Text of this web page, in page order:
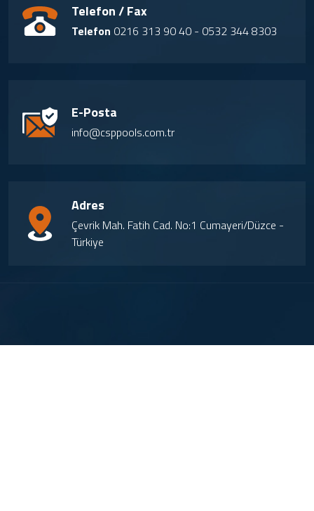
Telefon / Fax
Telefon 0216 313 90 40 - 0532 344 8303
E-Posta
info@csppools.com.tr
Adres
Çevrik Mah. Fatih Cad. No:1 Cumayeri/Düzce -
Türkiye